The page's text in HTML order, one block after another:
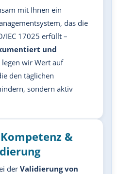
mit Ihnen ein
das die
IEC 17025 erfüllt –
und
legen wir Wert auf
den täglichen
sondern aktiv
&
der Validierung von